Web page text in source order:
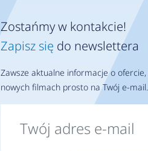
Zostańmy w kontakcie!
Zapisz się do newslettera
Zawsze aktualne informacje o
nowych filmach prosto na Twój e-mail.